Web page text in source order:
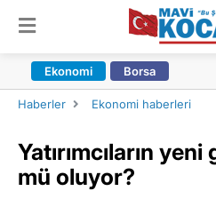
Ekonomi Borsa
Haberler Ekonomi haberleri
Yatırımcıların
mü oluyor?